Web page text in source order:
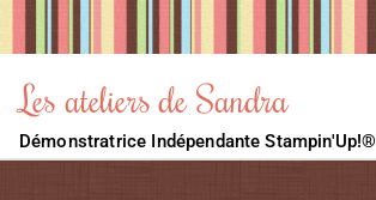
Les ateliers de Sandra
Démonstratrice Indépendante Stampin'Up!®